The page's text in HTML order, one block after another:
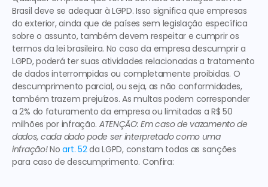
Brasil deve se adequar à LGPD. Isso significa que empresas
do exterior, ainda que de países sem legislação específica
sobre o assunto, também devem respeitar e cumprir os
termos da lei brasileira. No caso da empresa descumprir a
LGPD, poderá ter suas atividades relacionadas a tratamento
de dados interrompidas ou completamente proibidas. O
descumprimento parcial, ou seja, as não conformidades,
também trazem prejuízos. As multas podem corresponder
a 2% do faturamento da empresa ou limitadas a R$ 50
milhões por infração. ATENÇÃO: Em caso de vazamento de
dados, cada dado pode ser interpretado como uma
infração! No art. 52 da LGPD, constam todas as sanções
para caso de descumprimento. Confira: